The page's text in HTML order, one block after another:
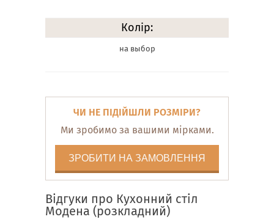
Колір:
на выбор
ЧИ НЕ ПІДІЙШЛИ РОЗМІРИ?
Ми зробимо за вашими мірками.
ЗРОБИТИ НА ЗАМОВЛЕННЯ
Відгуки про Кухонний стіл
Модена (розкладний)